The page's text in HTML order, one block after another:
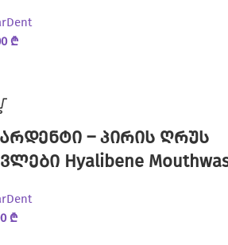
₾
– პირის ღრუს
Hyalibene
₾